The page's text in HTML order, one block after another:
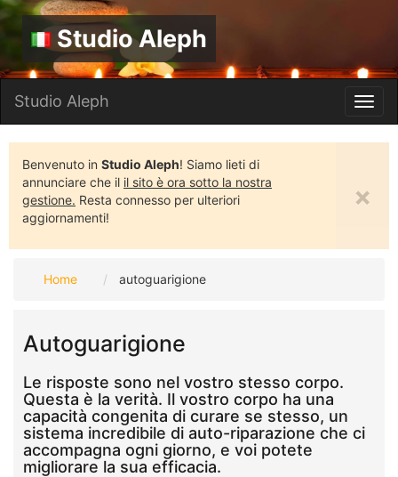
Studio Aleph
Studio Aleph
Benvenuto in Studio Aleph! Siamo lieti di
annunciare che il il sito è ora sotto la nostra
gestione. Resta connesso per ulteriori
aggiornamenti!
×
Home autoguarigione
Autoguarigione
Le risposte sono nel vostro stesso corpo.
Questa è la verità. Il vostro corpo ha una
capacità congenita di curare se stesso, un
sistema incredibile di auto-riparazione che ci
accompagna ogni giorno, e voi potete
migliorare la sua efficacia.